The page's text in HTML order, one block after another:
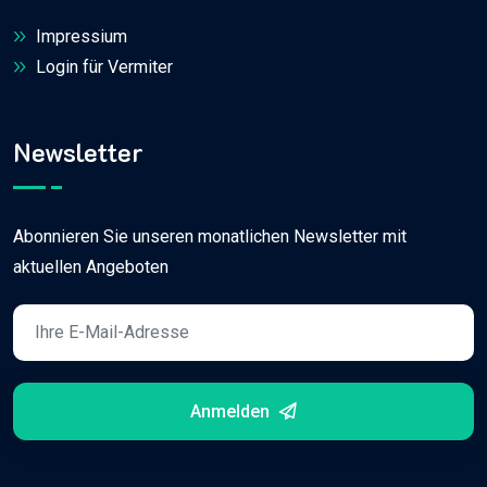
Impressium
Login für Vermiter
Newsletter
Abonnieren Sie unseren monatlichen Newsletter mit
aktuellen Angeboten
Anmelden